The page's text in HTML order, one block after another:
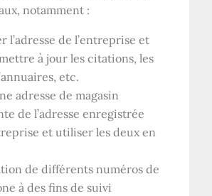
notamment :
l’adresse de l’entreprise et
à jour les citations, les
etc.
adresse de magasin
de l’adresse enregistrée
et utiliser les deux en
de différents numéros de
à des fins de suivi